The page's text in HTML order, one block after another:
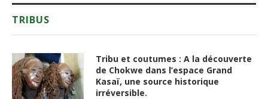
TRIBUS
Tribu et coutumes : A la découverte
de Chokwe dans l’espace Grand
Kasaï, une source historique
irréversible.